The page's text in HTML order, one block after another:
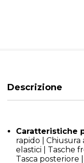
Descrizione
Caratteristiche
rapido |
elastici | Tasche
Tasca posteriore